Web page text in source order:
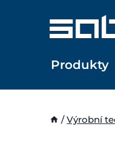
Produkty
/ Výrobní